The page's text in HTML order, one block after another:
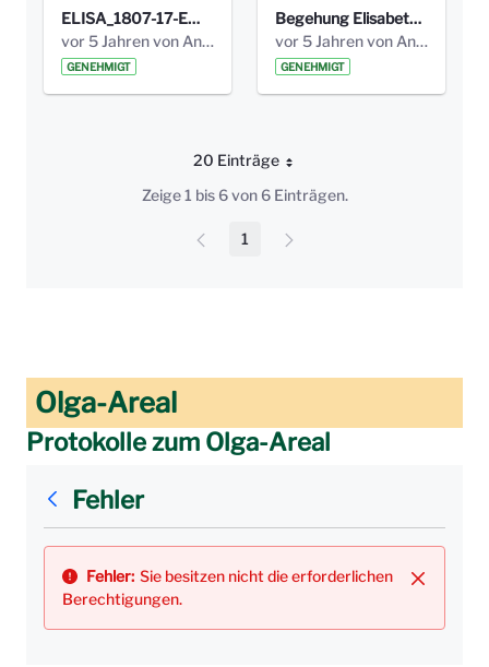
ELISA_1807-17-EW_BEZIRK-kl_compressed.pdf
vor 5 Jahren von Anni Schlumberger
GENEHMIGT
Begehung Elisabethenanlage 1.8.17_Protokoll .pdf
vor 5 Jahren von Anni Schlumberger
GENEHMIGT
20 Einträge
Pro Seite
Zeige 1 bis 6 von 6 Einträgen.
Seite
1
Olga-Areal
Protokolle zum Olga-Areal
Fehler
Schließen
Fehler: Sie besitzen nicht die erforderlichen
Berechtigungen.